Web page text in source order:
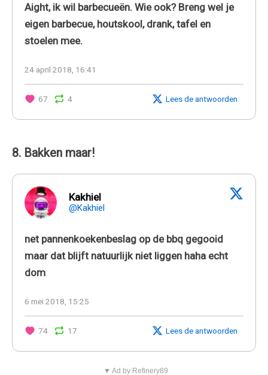
Aight, ik wil barbecueën. Wie ook? Breng wel je
eigen barbecue, houtskool, drank, tafel en
stoelen mee.
24 april 2018, 16:41
67 4 Lees de antwoorden
8. Bakken maar!
Kakhiel
@Kakhiel
net pannenkoekenbeslag op de bbq gegooid
maar dat blijft natuurlijk niet liggen haha echt
dom
6 mei 2018, 15:25
74 17 Lees de antwoorden
▼ Ad by Refinery89